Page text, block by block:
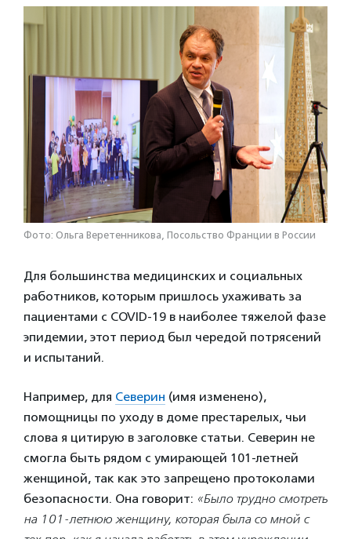
Фото: Ольга Веретенникова, Посольство Франции в России
Для большинства медицинских и социальных
работников, которым пришлось ухаживать за
пациентами с COVID-19 в наиболее тяжелой фазе
эпидемии, этот период был чередой потрясений
и испытаний.
Например, для Северин (имя изменено),
помощницы по уходу в доме престарелых, чьи
слова я цитирую в заголовке статьи. Северин не
смогла быть рядом с умирающей 101-летней
женщиной, так как это запрещено протоколами
безопасности. Она говорит: «Было трудно смотреть
на 101-летнюю женщину, которая была со мной с